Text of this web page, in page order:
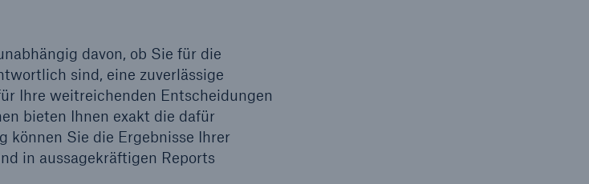
davon, ob Sie für die
sind, eine zuverlässige
Ihre weitreichenden Entscheidungen
bieten Ihnen exakt die dafür
Sie die Ergebnisse Ihrer
in aussagekräftigen Reports